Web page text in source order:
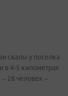
скалы у поселка
в 4-5 километрах
28 человек –